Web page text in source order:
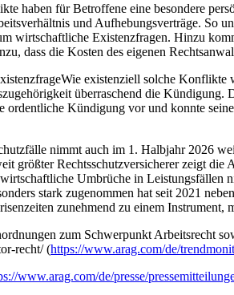
haben für Betroffene eine besondere
und Aufhebungsverträge. So
wirtschaftliche Existenzfragen. Hinzu
dass die Kosten des eigenen
existenziell solche Konflikte
überraschend die
ordentliche Kündigung vor und konnte
nimmt auch im 1. Halbjahr 2026
größter Rechtsschutzversicherer zeigt
Umbrüche in Leistungsfällen
stark zugenommen hat seit 2021
zunehmend zu einem
zum Schwerpunkt Arbeitsrecht
recht/ (https://www.arag.com/de/
www.arag.com/de/presse/